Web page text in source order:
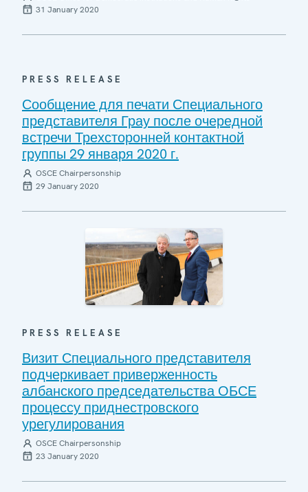
31 January 2020
PRESS RELEASE
Сообщение для печати Специального
представителя Грау после очередной
встречи Трехсторонней контактной
группы 29 января 2020 г.
OSCE Chairpersonship
29 January 2020
PRESS RELEASE
Визит Специального представителя
подчеркивает приверженность
албанского председательства ОБСЕ
процессу приднестровского
урегулирования
OSCE Chairpersonship
23 January 2020